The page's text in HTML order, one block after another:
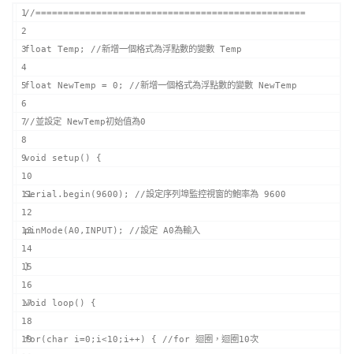
//=================================================
float Temp; //新增一個格式為浮點數的變數 Temp
float NewTemp = 0; //新增一個格式為浮點數的變數 NewTemp
//並設定 NewTemp初始值為0
void setup() {
Serial.begin(9600); //設定序列埠監控視窗的鮑率為 9600
pinMode(A0,INPUT); //設定 A0為輸入
}
void loop() {
for(char i=0;i<10;i++) { //for 迴圈，迴圈10次